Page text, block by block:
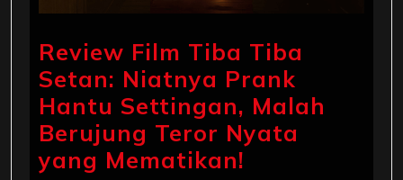
Review Film Tiba Tiba
Setan: Niatnya Prank
Hantu Settingan, Malah
Berujung Teror Nyata
yang Mematikan!